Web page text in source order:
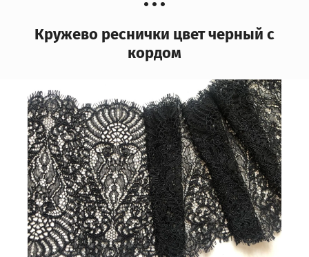
Кружево реснички цвет черный с
кордом